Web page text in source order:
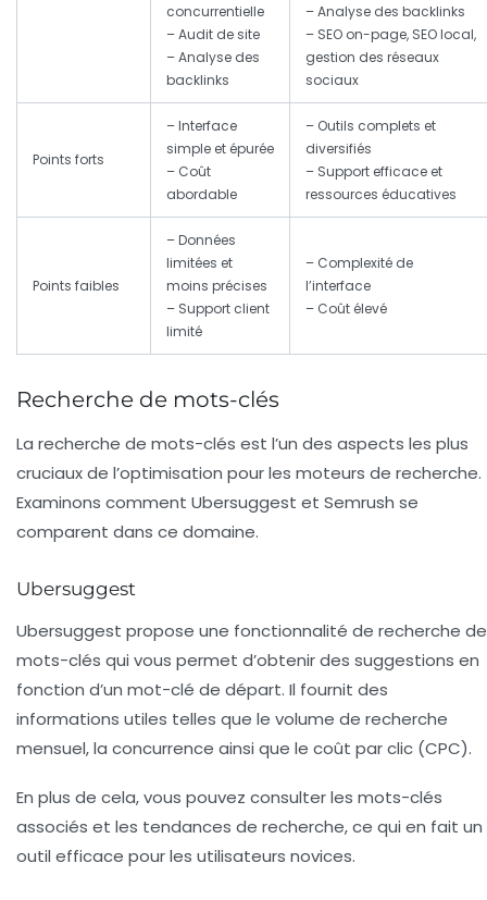
concurrentielle
– Audit de site
– Analyse des
backlinks
– Analyse des backlinks
– SEO on-page, SEO local,
gestion des réseaux
sociaux
Points forts
– Interface
simple et épurée
– Coût
abordable
– Outils complets et
diversifiés
– Support efficace et
ressources éducatives
Points faibles
– Données
limitées et
moins précises
– Support client
limité
– Complexité de
l’interface
– Coût élevé
Recherche de mots-clés
La recherche de mots-clés est l’un des aspects les plus
cruciaux de l’optimisation pour les moteurs de recherche.
Examinons comment Ubersuggest et Semrush se
comparent dans ce domaine.
Ubersuggest
Ubersuggest propose une fonctionnalité de recherche de
mots-clés qui vous permet d’obtenir des suggestions en
fonction d’un mot-clé de départ. Il fournit des
informations utiles telles que le volume de recherche
mensuel, la concurrence ainsi que le coût par clic (CPC).
En plus de cela, vous pouvez consulter les mots-clés
associés et les tendances de recherche, ce qui en fait un
outil efficace pour les utilisateurs novices.